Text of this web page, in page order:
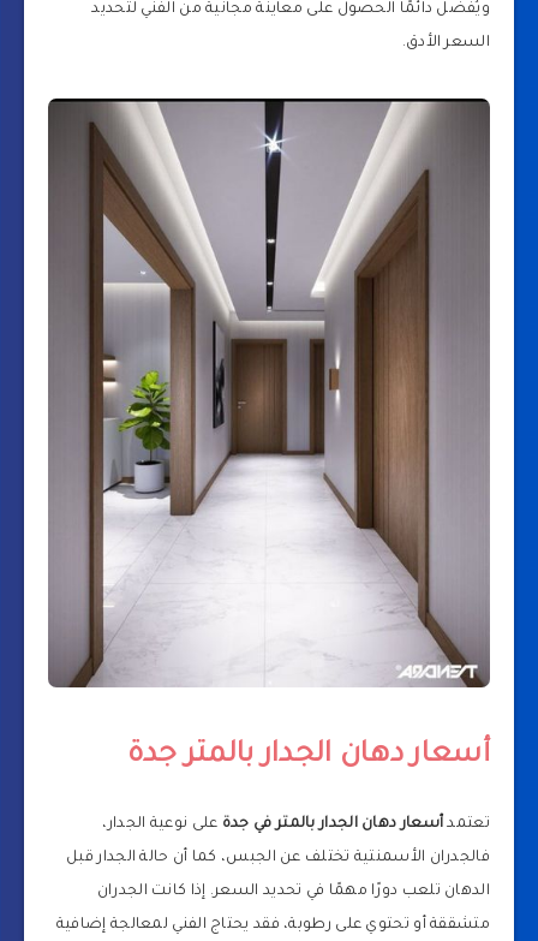
ويُفضل دائمًا الحصول على معاينة مجانية من الفني لتحديد
السعر الأدق.
أسعار دهان الجدار بالمتر جدة
تعتمد أسعار دهان الجدار بالمتر في جدة على نوعية الجدار،
فالجدران الأسمنتية تختلف عن الجبس، كما أن حالة الجدار قبل
الدهان تلعب دورًا مهمًا في تحديد السعر. إذا كانت الجدران
متشققة أو تحتوي على رطوبة، فقد يحتاج الفني لمعالجة إضافية